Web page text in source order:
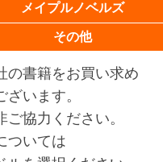
メイプルノベルズ
その他
の書籍をお買い求め
います。
協力ください。
ついては